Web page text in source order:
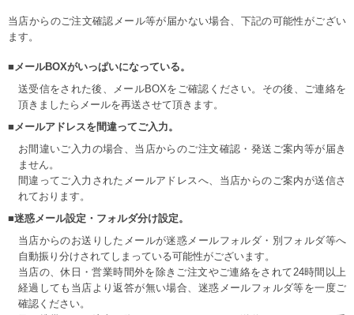
当店からのご注文確認メール等が届かない場合、下記の可能性がござい
ます。
■メールBOXがいっぱいになっている。
送受信をされた後、メールBOXをご確認ください。その後、ご連絡を
頂きましたらメールを再送させて頂きます。
■メールアドレスを間違ってご入力。
お間違いご入力の場合、当店からのご注文確認・発送ご案内等が届き
ません。
間違ってご入力されたメールアドレスへ、当店からのご案内が送信さ
れております。
■迷惑メール設定・フォルダ分け設定。
当店からのお送りしたメールが迷惑メールフォルダ・別フォルダ等へ
自動振り分けされてしまっている可能性がございます。
当店の、休日・営業時間外を除きご注文やご連絡をされて24時間以上
経過しても当店より返答が無い場合、迷惑メールフォルダ等を一度ご
確認ください。